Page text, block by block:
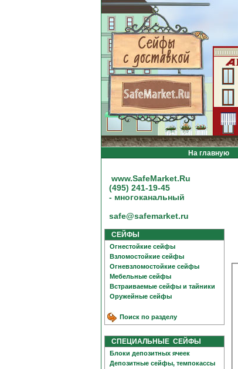
На главную
www.SafeMarket.Ru
(495) 241-19-45
- многоканальный
safe@safemarket.ru
СЕЙФЫ
Огнестойкие сейфы
Взломостойкие сейфы
Огневзломостойкие сейфы
Мебельные сейфы
Встраиваемые сейфы и тайники
Оружейные сейфы
Поиск по разделу
СПЕЦИАЛЬНЫЕ СЕЙФЫ
Блоки депозитных ячеек
Депозитные сейфы, темпокассы